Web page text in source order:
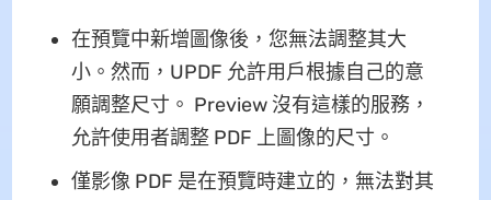
在預覽中新增圖像後，您無法調整其大
小。然而，UPDF 允許用戶根據自己的意
願調整尺寸。 Preview 沒有這樣的服務，
允許使用者調整 PDF 上圖像的尺寸。
僅影像 PDF 是在預覽時建立的，無法對其